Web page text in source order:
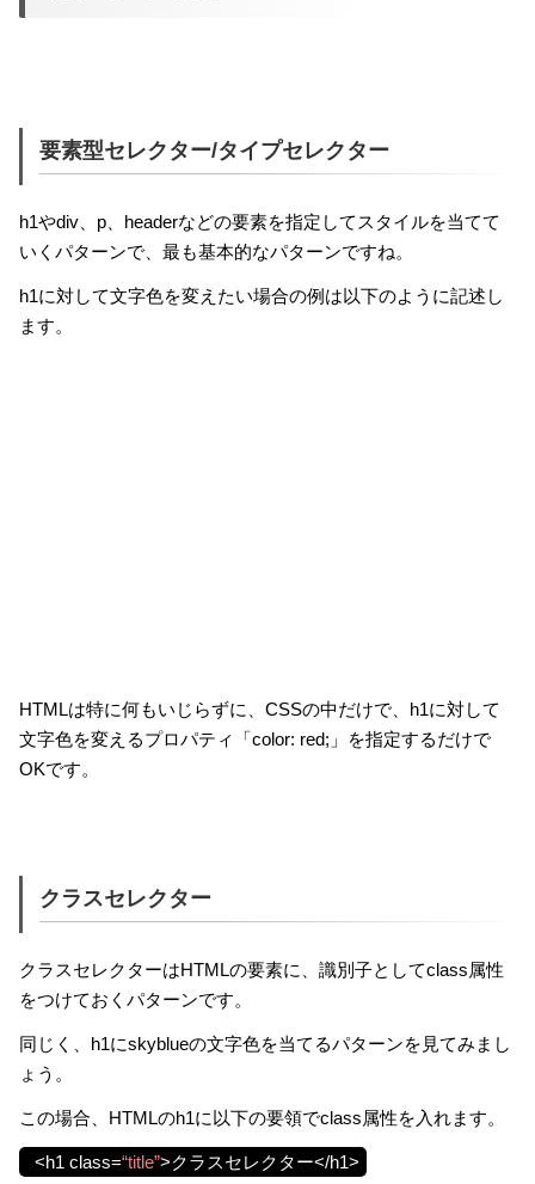
要素型セレクター/タイプセレクター
h1やdiv、p、headerなどの要素を指定してスタイルを当てて
いくパターンで、最も基本的なパターンですね。
h1に対して文字色を変えたい場合の例は以下のように記述し
ます。
HTMLは特に何もいじらずに、CSSの中だけで、h1に対して
文字色を変えるプロパティ「color: red;」を指定するだけで
OKです。
クラスセレクター
クラスセレクターはHTMLの要素に、識別子としてclass属性
をつけておくパターンです。
同じく、h1にskyblueの文字色を当てるパターンを見てみまし
ょう。
この場合、HTMLのh1に以下の要領でclass属性を入れます。
<h1 class=“title”>クラスセレクター</h1>